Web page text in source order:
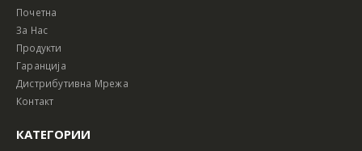
Почетна
За Нас
Продукти
Гаранција
Дистрибутивна Мрежа
Контакт
КАТЕГОРИИ